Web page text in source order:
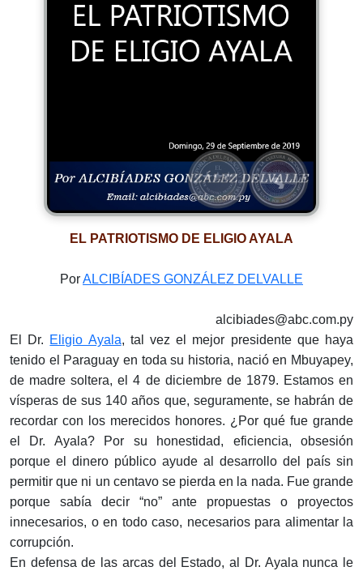
EL PATRIOTISMO DE ELIGIO AYALA
PorALCIBÍADES GONZÁLEZ DELVALLE
alcibiades@abc.com.py
El Dr. Eligio Ayala, tal vez el mejor presidente que haya
tenido el Paraguay en toda su historia, nació en Mbuyapey,
de madre soltera, el 4 de diciembre de 1879. Estamos en
vísperas de sus 140 años que, seguramente, se habrán de
recordar con los merecidos honores. ¿Por qué fue grande
el Dr. Ayala? Por su honestidad, eficiencia, obsesión
porque el dinero público ayude al desarrollo del país sin
permitir que ni un centavo se pierda en la nada. Fue grande
porque sabía decir “no” ante propuestas o proyectos
innecesarios, o en todo caso, necesarios para alimentar la
corrupción.
En defensa de las arcas del Estado, al Dr. Ayala nunca le